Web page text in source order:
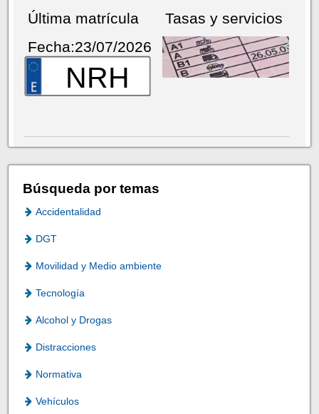
Última matrícula
Fecha:23/07/2026
NRH
Tasas y servicios
Búsqueda por temas
Accidentalidad
DGT
Movilidad y Medio ambiente
Tecnología
Alcohol y Drogas
Distracciones
Normativa
Vehículos